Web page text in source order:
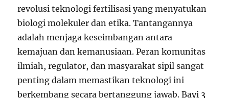
revolusi teknologi fertilisasi yang menyatukan
biologi molekuler dan etika. Tantangannya
adalah menjaga keseimbangan antara
kemajuan dan kemanusiaan. Peran komunitas
ilmiah, regulator, dan masyarakat sipil sangat
penting dalam memastikan teknologi ini
berkembang secara bertanggung jawab. Bayi 3